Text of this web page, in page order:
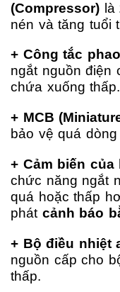
(Compressor) là
nén và tăng tuổi
+ Công tắc
ngắt nguồn điện
chứa xuống thấp.
+ MCB
bảo vệ quá dòng
+ Cảm biến
chức năng ngắt
quá hoặc thấp
phát cảnh báo
+ Bộ điều nhiệt
nguồn cấp cho
thấp.